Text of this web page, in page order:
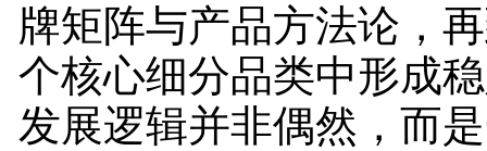
牌矩阵与产品方法论，
个核心细分品类中形成
发展逻辑并非偶然，而